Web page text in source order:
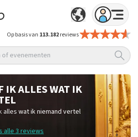
Op basis van 113.182reviews
evenementen
IK ALLES WAT IK
alles wat ik niemand vertel
alle 3 reviews